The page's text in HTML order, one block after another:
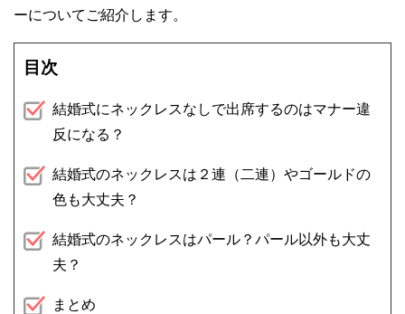
ーについてご紹介します。
目次
結婚式にネックレスなしで出席するのはマナー違
反になる？
結婚式のネックレスは２連（二連）やゴールドの
色も大丈夫？
結婚式のネックレスはパール？パール以外も大丈
夫？
まとめ